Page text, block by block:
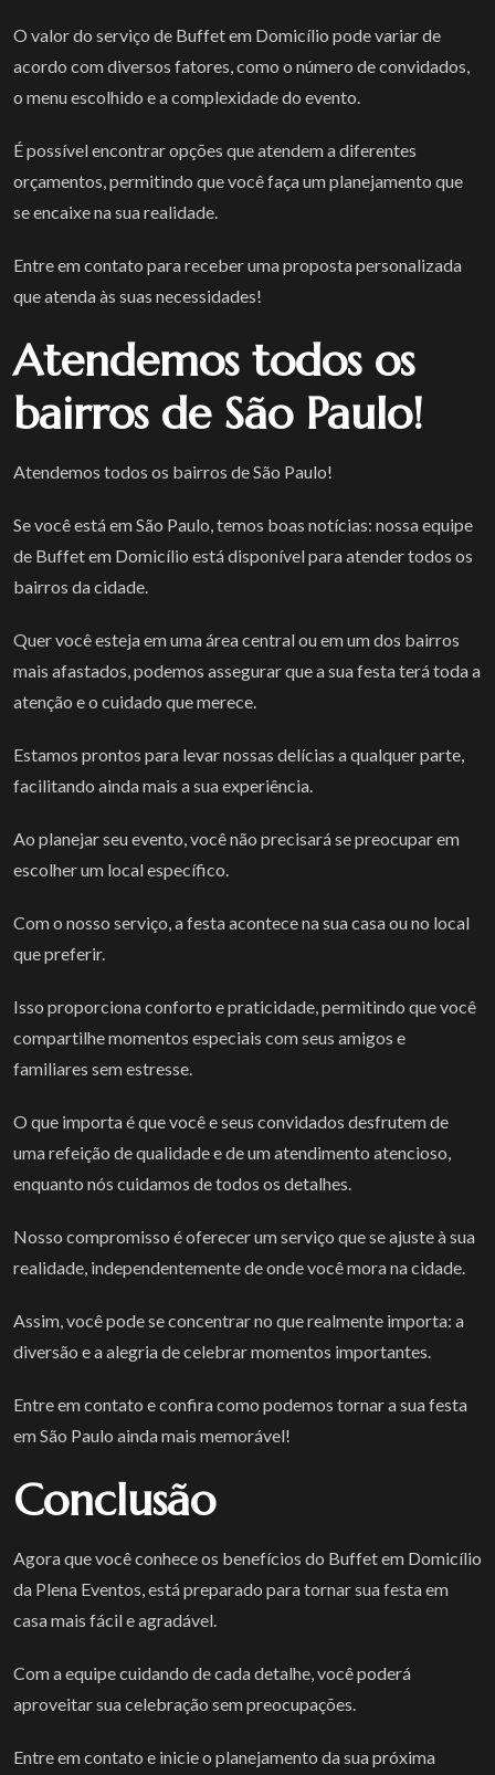
O valor do serviço de Buffet em Domicílio pode variar de
acordo com diversos fatores, como o número de convidados,
o menu escolhido e a complexidade do evento.
É possível encontrar opções que atendem a diferentes
orçamentos, permitindo que você faça um planejamento que
se encaixe na sua realidade.
Entre em contato para receber uma proposta personalizada
que atenda às suas necessidades!
Atendemos todos os
bairros de São Paulo!
Atendemos todos os bairros de São Paulo!
Se você está em São Paulo, temos boas notícias: nossa equipe
de Buffet em Domicílio está disponível para atender todos os
bairros da cidade.
Quer você esteja em uma área central ou em um dos bairros
mais afastados, podemos assegurar que a sua festa terá toda a
atenção e o cuidado que merece.
Estamos prontos para levar nossas delícias a qualquer parte,
facilitando ainda mais a sua experiência.
Ao planejar seu evento, você não precisará se preocupar em
escolher um local específico.
Com o nosso serviço, a festa acontece na sua casa ou no local
que preferir.
Isso proporciona conforto e praticidade, permitindo que você
compartilhe momentos especiais com seus amigos e
familiares sem estresse.
O que importa é que você e seus convidados desfrutem de
uma refeição de qualidade e de um atendimento atencioso,
enquanto nós cuidamos de todos os detalhes.
Nosso compromisso é oferecer um serviço que se ajuste à sua
realidade, independentemente de onde você mora na cidade.
Assim, você pode se concentrar no que realmente importa: a
diversão e a alegria de celebrar momentos importantes.
Entre em contato e confira como podemos tornar a sua festa
em São Paulo ainda mais memorável!
Conclusão
Agora que você conhece os benefícios do Buffet em Domicílio
da Plena Eventos, está preparado para tornar sua festa em
casa mais fácil e agradável.
Com a equipe cuidando de cada detalhe, você poderá
aproveitar sua celebração sem preocupações.
Entre em contato e inicie o planejamento da sua próxima